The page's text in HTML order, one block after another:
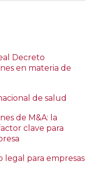
Decreto
en materia de
de salud
de M&A: la
clave para
legal para empresas